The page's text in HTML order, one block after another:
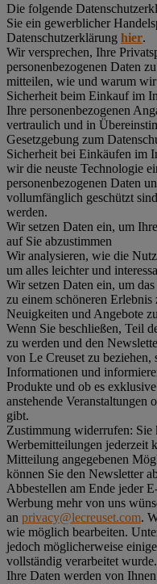
Die folgende
Sie ein gewerblicher
Datenschutzerklärung hier.
Wir versprechen, Ihre
personenbezogenen Daten
mitteilen, wie und warum
Sicherheit beim Einkauf im
Ihre personenbezogenen
vertraulich und in
Gesetzgebung zum
Sicherheit bei Einkäufen im
wir die neuste Technologie
personenbezogenen Daten
vollumfänglich geschützt
werden.
Wir setzen Daten ein, um
auf Sie abzustimmen
Wir analysieren, wie die
um alles leichter und
Wir setzen Daten ein, um
zu einem schöneren
Neuigkeiten und Angebote
Wenn Sie beschließen, Teil
zu werden und den
von Le Creuset zu
Informationen und
Produkte und ob es
anstehende Veranstaltungen
gibt.
Zustimmung widerrufen: Sie
Werbemitteilungen jederzeit
Mitteilung angegebenen
können Sie den Newsletter
Abbestellen am Ende jeder
Werbung mehr von uns
an privacy@lecreuset.com.
wie möglich bearbeiten.
jedoch möglicherweise
vollständig verarbeitet wurde.
Ihre Daten werden von